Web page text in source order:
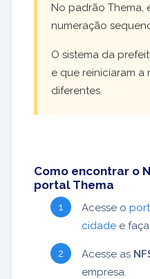
No padrão Thema,
numeração
O sistema da
e que reiniciaram a
diferentes.
Como encontrar o
portal Thema
Acesse o
cidade e
Acesse as
empresa.